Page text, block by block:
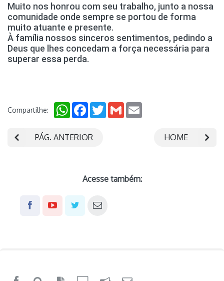
Muito nos honrou com seu trabalho, junto a nossa
comunidade onde sempre se portou de forma
muito atuante e presente.
À família nossos sinceros sentimentos, pedindo a
Deus que lhes concedam a força necessária para
superar essa perda.
Compartilhe: WhatsAppFacebookTwitterGmail
PÁG. ANTERIOR HOME
Acesse também: